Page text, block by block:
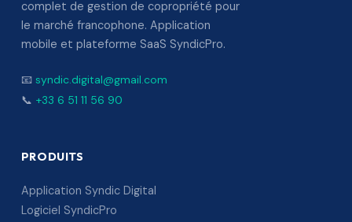
complet de gestion de copropriété pour
le marché francophone. Application
mobile et plateforme SaaS SyndicPro.
📧 syndic.digital@gmail.com
📞 +33 6 51 11 56 90
PRODUITS
Application Syndic Digital
Logiciel SyndicPro